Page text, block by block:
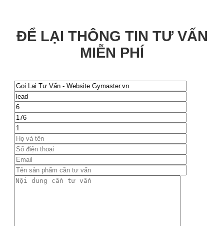
ĐỂ LẠI THÔNG TIN TƯ VẤN
MIỄN PHÍ